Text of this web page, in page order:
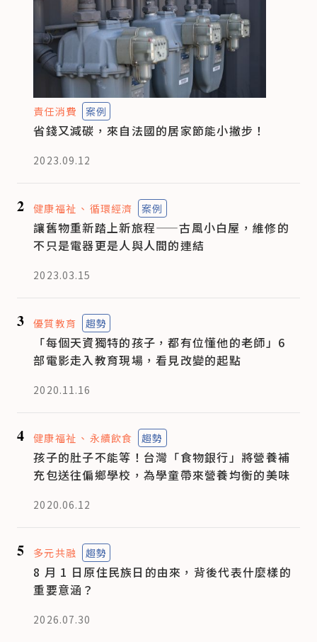
責任消費 案例
省錢又減碳，來自法國的居家節能小撇步！
2023.09.12
2 健康福祉 循環經濟 案例
讓舊物重新踏上新旅程——古風小白屋，維修的
不只是電器更是人與人間的連結
2023.03.15
3 優質教育 趨勢
「每個天資獨特的孩子，都有位懂他的老師」6
部電影走入教育現場，看見改變的起點
2020.11.16
4 健康福祉 永續飲食 趨勢
孩子的肚子不能等！台灣「食物銀行」將營養補
充包送往偏鄉學校，為學童帶來營養均衡的美味
2020.06.12
5 多元共融 趨勢
8 月 1 日原住民族日的由來，背後代表什麼樣的
重要意涵？
2026.07.30